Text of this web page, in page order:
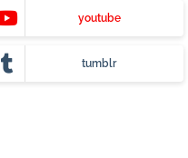
youtube
tumblr